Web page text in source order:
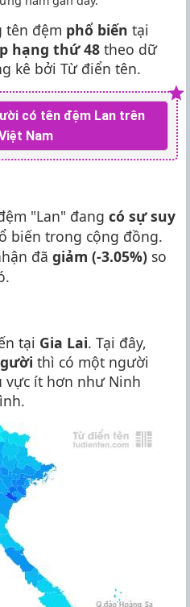
tên đệm phổ biến tại
hạng thứ 48 theo dữ
kê bởi Từ điển tên.
có tên đệm Lan trên
Nam
"Lan" đang có sự suy
biến trong cộng đồng.
đã giảm (-3.05%) so
tại Gia Lai. Tại đây,
thì có một người
vực ít hơn như Ninh